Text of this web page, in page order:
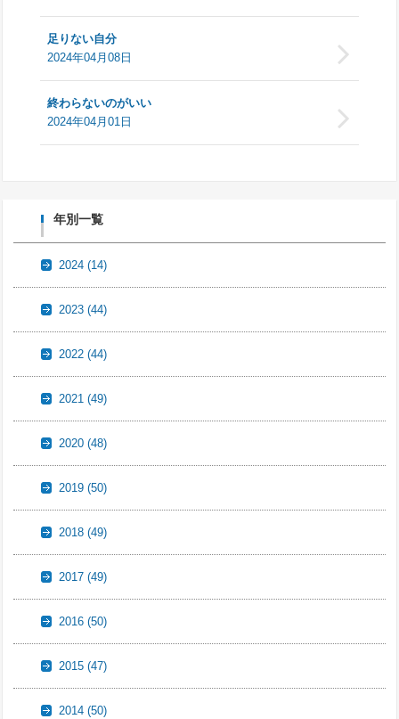
足りない自分
2024年04月08日
終わらないのがいい
2024年04月01日
年別一覧
2024(14)
2023(44)
2022(44)
2021(49)
2020(48)
2019(50)
2018(49)
2017(49)
2016(50)
2015(47)
2014(50)